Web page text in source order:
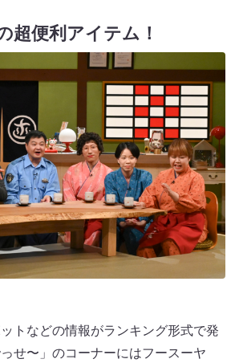
超便利アイテム！
トなどの情報がランキング形式で発
せ〜」のコーナーにはフースーヤ